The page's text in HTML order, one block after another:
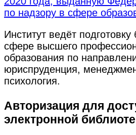
по надзору в сфере
Институт ведёт
сфере высшего
образования по
юриспруденция,
психология.
Авторизация для
электронной